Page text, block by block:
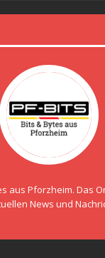
aus Pforzheim. Das
News und